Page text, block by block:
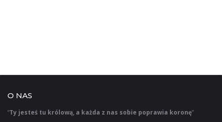
O NAS
“Ty jesteś tu królową, a każda z nas sobie poprawia koronę”